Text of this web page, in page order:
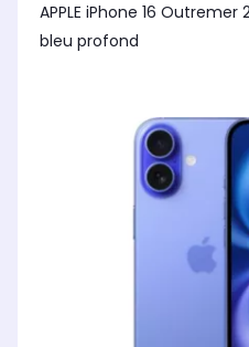
APPLE iPhone 16
bleu profond